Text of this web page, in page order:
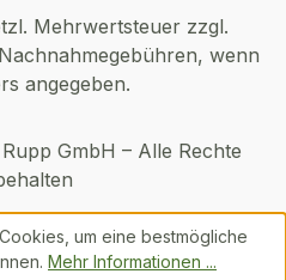
Mehrwertsteuer zzgl.
wenn
angegeben.
GmbH – Alle Rechte
um eine bestmögliche
Mehr Informationen ...